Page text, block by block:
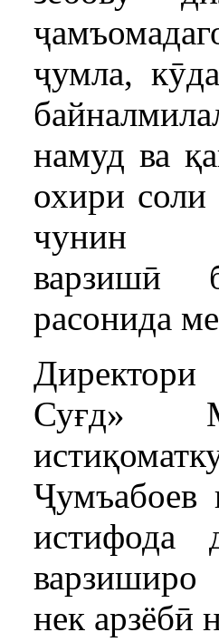
ҷумла,
намуд ва
охири
чунин
варзишӣ
расонида
Суғд»
Ҷумъабоев
истифода
нек арзёбӣ